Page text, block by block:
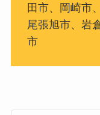
田市、岡崎市
尾張旭市、岩
市